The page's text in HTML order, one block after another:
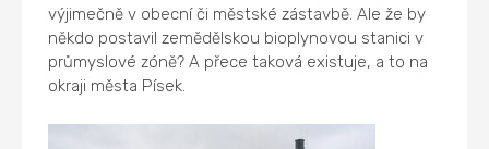
výjimečně v obecní či městské zástavbě. Ale že by
někdo postavil zemědělskou bioplynovou stanici v
průmyslové zóně? A přece taková existuje, a to na
okraji města Písek.